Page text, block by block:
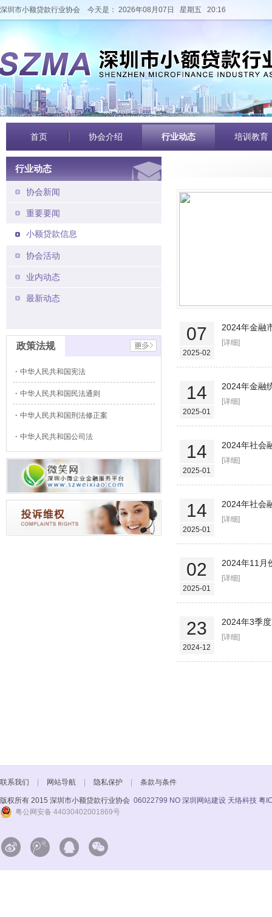
深圳市小额贷款行业协会 今天是： 2026年08月07日 星期五 20:16
首页 协会介绍 行业动态 培训教育
行业动态
协会新闻
重要要闻
小额贷款信息
协会活动
业内动态
最新动态
政策法规
中华人民共和国宪法
中华人民共和国民法通则
中华人民共和国刑法修正案
中华人民共和国公司法
07
2025-02
2024年金融
[详细]
14
2025-01
2024年金融
[详细]
14
2025-01
2024年社会
[详细]
14
2025-01
2024年社会
[详细]
02
2025-01
2024年11月
[详细]
23
2024-12
2024年3季
[详细]
联系我们 网站导航 隐私保护 条款与条件
版权所有 2015 深圳市小额贷款行业协会 06022799 NO 深圳网站建设 天络科技 粤
粤公网安备 44030402001869号
   